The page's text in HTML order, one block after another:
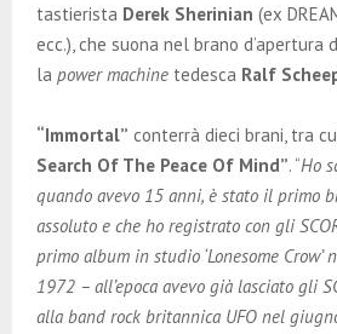
tastierista Derek Sherinian (ex
ecc.), che suona nel brano d’apertura
la power machine tedesca Ralf
“Immortal” conterrà dieci brani, tra
Search Of The Peace Of Mind”. “Ho
quando avevo 15 anni, è stato il primo
assoluto e che ho registrato con gli
primo album in studio ‘Lonesome
1972 – all’epoca avevo già lasciato gli
alla band rock britannica UFO nel